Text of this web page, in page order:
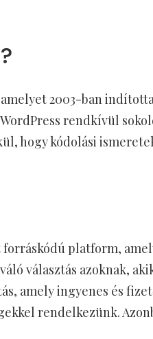
2003-ban
rendkívül
hogy kódolási
forráskódú platform,
választás azoknak,
amely ingyenes és
rendelkezünk.